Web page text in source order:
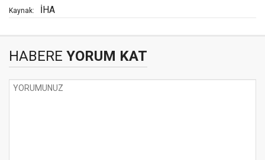
Kaynak: İHA
HABERE YORUM KAT